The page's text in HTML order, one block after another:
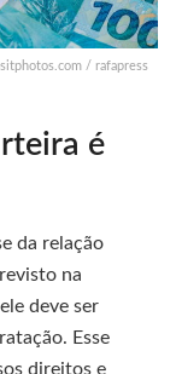
/ rafapress
é
da relação
na
deve ser
Esse
direitos e